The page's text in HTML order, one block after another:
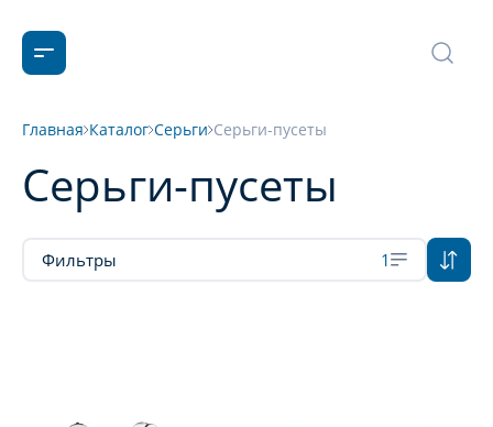
Главная Каталог Серьги Серьги-пусеты
Серьги-пусеты
Фильтры 1